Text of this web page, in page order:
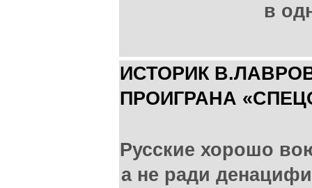
в
ИСТОРИК
ПРОИГРАНА
Русские хорошо
а не ради